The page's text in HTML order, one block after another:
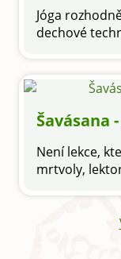
Jóga
dechové
Šavásana
Není lekce,
mrtvoly,